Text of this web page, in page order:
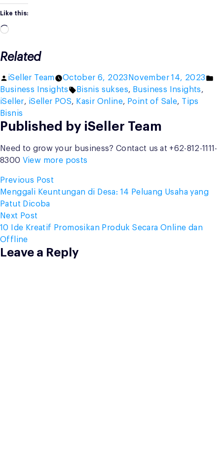
Like this:
Loading…
Related
Posted
by
iSeller Team October 6, 2023 November 14, 2023
Business Insights Tags:
Bisnis sukses, Business Insights,
iSeller, iSeller POS, Kasir Online, Point of Sale, Tips
Bisnis
Published by iSeller Team
Need to grow your business? Contact us at +62-812-1111-
8300 View more posts
Post
navigation
Previous Post
post:
Menggali Keuntungan di Desa: 14 Peluang Usaha yang
Patut Dicoba
Next Post
post:
10 Ide Kreatif Promosikan Produk Secara Online dan
Offline
Leave a Reply